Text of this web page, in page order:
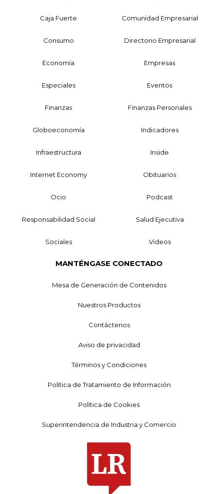
Caja Fuerte Comunidad Empresarial
Consumo Directorio Empresarial
Economía Empresas
Especiales Eventos
Finanzas Finanzas Personales
Globoeconomía Indicadores
Infraestructura Inside
Internet Economy Obituarios
Ocio Podcast
Responsabilidad Social Salud Ejecutiva
Sociales Videos
MANTÉNGASE CONECTADO
Mesa de Generación de Contenidos
Nuestros Productos
Contáctenos
Aviso de privacidad
Términos y Condiciones
Política de Tratamiento de Información
Política de Cookies
Superintendencia de Industria y Comercio